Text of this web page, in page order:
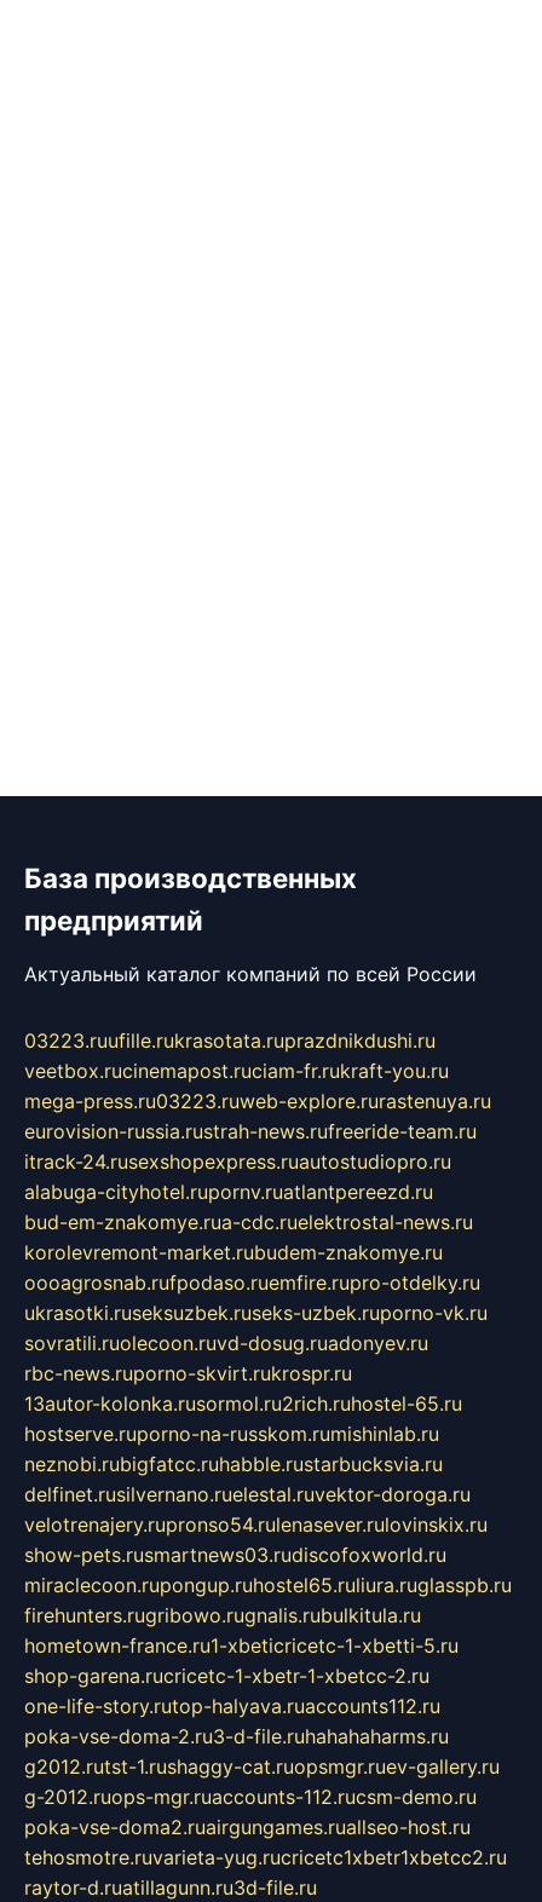
База производственных
предприятий
Актуальный каталог компаний по всей России
03223.ruufille.rukrasotata.ruprazdnikdushi.ru
veetbox.rucinemapost.ruciam-fr.rukraft-you.ru
mega-press.ru03223.ruweb-explore.rurastenuya.ru
eurovision-russia.rustrah-news.rufreeride-team.ru
itrack-24.rusexshopexpress.ruautostudiopro.ru
alabuga-cityhotel.rupornv.ruatlantpereezd.ru
bud-em-znakomye.rua-cdc.ruelektrostal-news.ru
korolevremont-market.rubudem-znakomye.ru
oooagrosnab.rufpodaso.ruemfire.rupro-otdelky.ru
ukrasotki.ruseksuzbek.ruseks-uzbek.ruporno-vk.ru
sovratili.ruolecoon.ruvd-dosug.ruadonyev.ru
rbc-news.ruporno-skvirt.rukrospr.ru
13autor-kolonka.rusormol.ru2rich.ruhostel-65.ru
hostserve.ruporno-na-russkom.rumishinlab.ru
neznobi.rubigfatcc.ruhabble.rustarbucksvia.ru
delfinet.rusilvernano.ruelestal.ruvektor-doroga.ru
velotrenajery.rupronso54.rulenasever.rulovinskix.ru
show-pets.rusmartnews03.rudiscofoxworld.ru
miraclecoon.rupongup.ruhostel65.ruliura.ruglasspb.ru
firehunters.rugribowo.rugnalis.rubulkitula.ru
hometown-france.ru1-xbeticricetc-1-xbetti-5.ru
shop-garena.rucricetc-1-xbetr-1-xbetcc-2.ru
one-life-story.rutop-halyava.ruaccounts112.ru
poka-vse-doma-2.ru3-d-file.ruhahahaharms.ru
g2012.rutst-1.rushaggy-cat.ruopsmgr.ruev-gallery.ru
g-2012.ruops-mgr.ruaccounts-112.rucsm-demo.ru
poka-vse-doma2.ruairgungames.ruallseo-host.ru
tehosmotre.ruvarieta-yug.rucricetc1xbetr1xbetcc2.ru
raytor-d.ruatillagunn.ru3d-file.ru